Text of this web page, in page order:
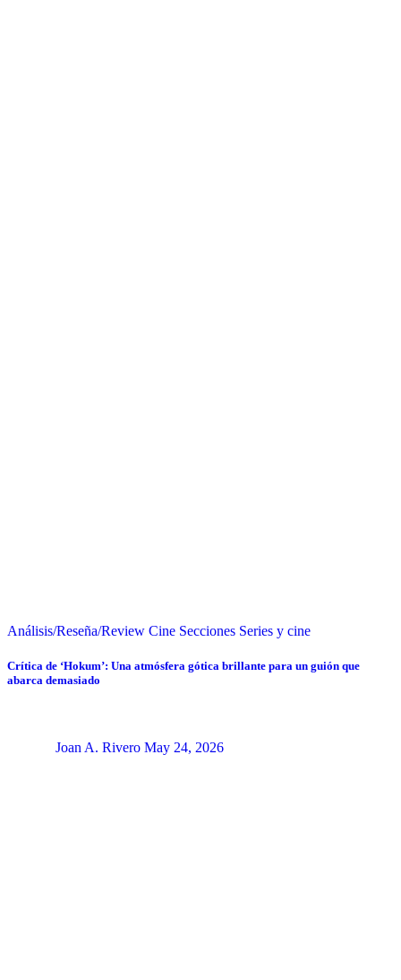
Análisis/Reseña/Review Cine Secciones Series y cine
Crítica de ‘Hokum’: Una atmósfera gótica brillante para un guión que
abarca demasiado
Joan A. Rivero May 24, 2026